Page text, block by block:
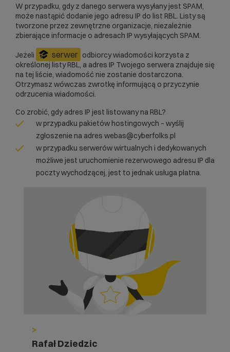
W przypadku, gdy z danego serwera wysyłany jest SPAM,
może nastąpić dodanie jego adresu IP do list RBL. Listy są
tworzone przez zewnętrzne organizacje, niezależnie
zbierające informacje o adresach IP wysyłających SPAM.
Jeżeli serwer odbiorcy wiadomości korzysta z
określonej listy RBL, a adres IP Twojego serwera znajduje się
na tej liście, wiadomość nie zostanie dostarczona.
Otrzymasz wówczas zwrotkę informującą o przyczynie
odrzucenia wiadomości.
Co zrobić, gdy adres IP jest listowany na RBL?
w przypadku pakietów hostingowych – wyślij
zgłoszenie na adres webas@cyberfolks.pl
w przypadku serwerów wirtualnych i dedykowanych
możliwe jest uruchomienie rezerwowego adresu IP dla
poczty wychodzącej, jest to jednak usługa płatna.
>
Rafał Dziedzic